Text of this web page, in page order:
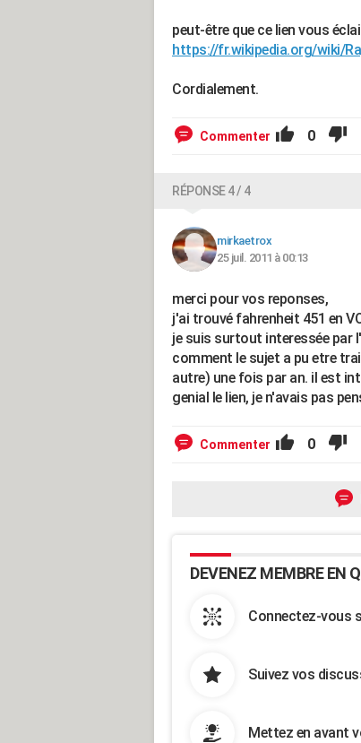
peut-être que ce lien vous
https://fr.wikipedia.org/wiki/
Cordialement.
Commenter 0
RÉPONSE 4 / 4
mirkaetrox
25 juil. 2011 à 00:13
merci pour vos reponses,
j'ai trouvé fahrenheit 451 en
je suis surtout interessée par
comment le sujet a pu etre
autre) une fois par an. il est
genial le lien, je n'avais pas
Commenter 0
DEVENEZ MEMBRE EN
Connectez-vous
Suivez vos
Mettez en avant